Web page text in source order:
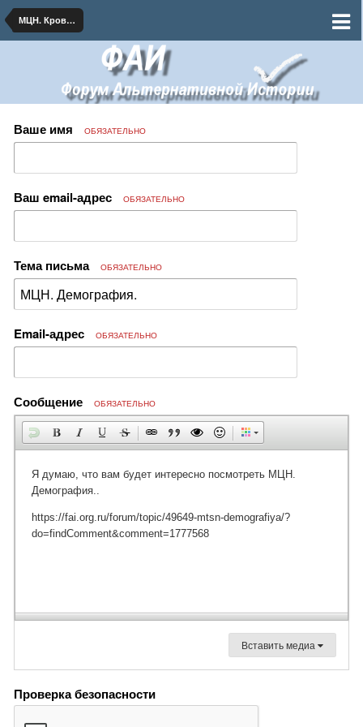
МЦН. Кровавый февраль
Ваше имя ОБЯЗАТЕЛЬНО
Ваш email-адрес ОБЯЗАТЕЛЬНО
Тема письма ОБЯЗАТЕЛЬНО
Email-адрес ОБЯЗАТЕЛЬНО
Сообщение ОБЯЗАТЕЛЬНО
Вставить медиа
Проверка безопасности